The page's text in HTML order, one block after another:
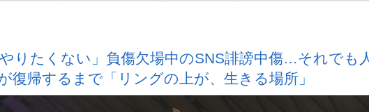
りたくない」負傷欠場中のSNS誹謗中傷…それでも
復帰するまで「リングの上が、生きる場所」